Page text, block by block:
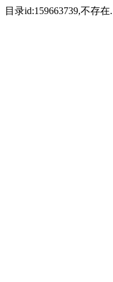
目录id:159663739,不存在.